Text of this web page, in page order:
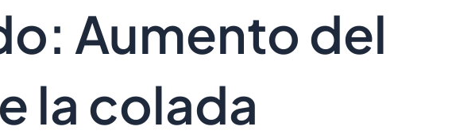
Aumento del
la colada